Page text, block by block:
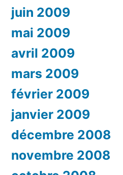
juin 2009
mai 2009
avril 2009
mars 2009
février 2009
janvier 2009
décembre 2008
novembre 2008